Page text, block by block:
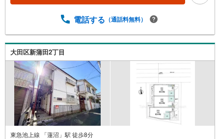
電話する （通話料無料）
大田区新蒲田2丁目
東急池上線 「蓮沼」駅 徒歩8分